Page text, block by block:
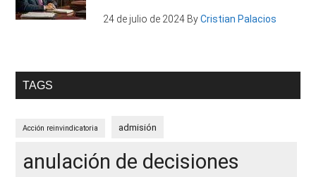
24 de julio de 2024 ByCristian Palacios
TAGS
Acción reinvindicatoria admisión
anulación de decisiones